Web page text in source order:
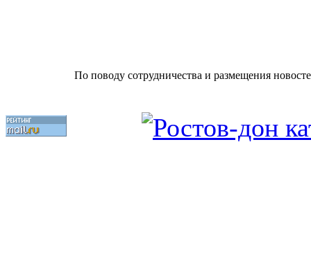
По поводу сотрудничества и размещения